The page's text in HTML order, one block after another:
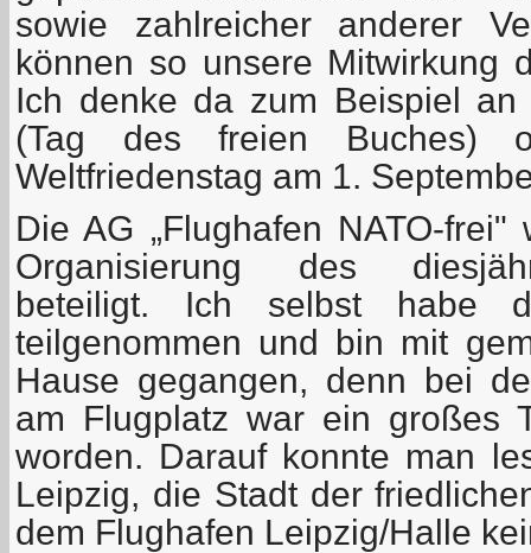
sowie zahlreicher anderer
können so unsere Mitwirkung
Ich denke da zum Beispiel
(Tag des freien Buches)
Weltfriedenstag am 1.
Die AG „Flughafen NATO-
Organisierung des
beteiligt. Ich selbst habe
teilgenommen und bin mit
Hause gegangen, denn bei
am Flugplatz war ein großes
worden. Darauf konnte man
Leipzig, die Stadt der
dem Flughafen Leipzig/Halle